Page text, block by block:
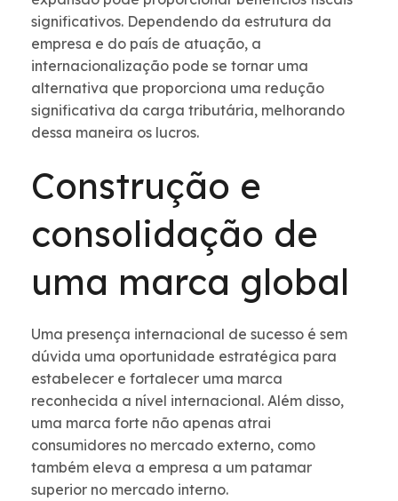
significativos. Dependendo da estrutura da
empresa e do país de atuação, a
internacionalização pode se tornar uma
alternativa que proporciona uma redução
significativa da carga tributária, melhorando
dessa maneira os lucros.
Construção e
consolidação de
uma marca global
Uma presença internacional de sucesso é sem
dúvida uma oportunidade estratégica para
estabelecer e fortalecer uma marca
reconhecida a nível internacional. Além disso,
uma marca forte não apenas atrai
consumidores no mercado externo, como
também eleva a empresa a um patamar
superior no mercado interno.